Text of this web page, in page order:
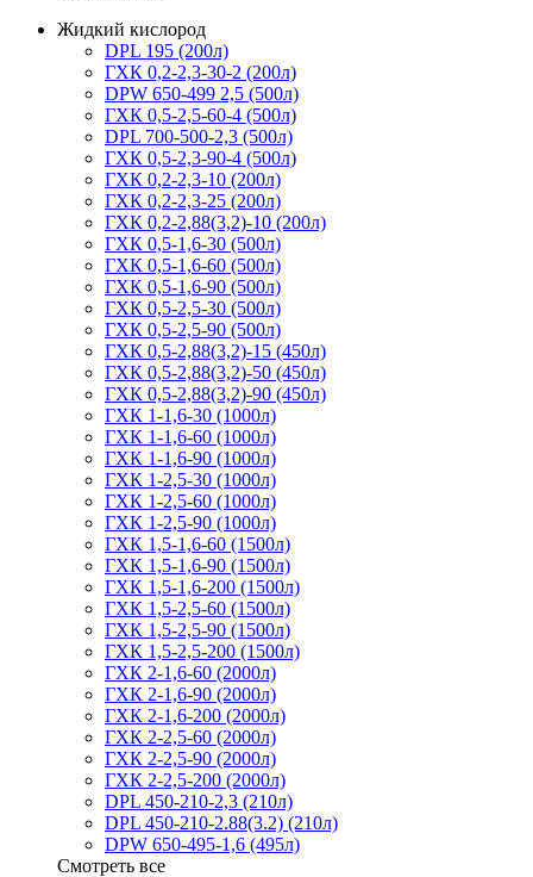
Жидкий кислород
DPL 195 (200л)
ГХК 0,2-2,3-30-2 (200л)
DPW 650-499 2,5 (500л)
ГХК 0,5-2,5-60-4 (500л)
DPL 700-500-2,3 (500л)
ГХК 0,5-2,3-90-4 (500л)
ГХК 0,2-2,3-10 (200л)
ГХК 0,2-2,3-25 (200л)
ГХК 0,2-2,88(3,2)-10 (200л)
ГХК 0,5-1,6-30 (500л)
ГХК 0,5-1,6-60 (500л)
ГХК 0,5-1,6-90 (500л)
ГХК 0,5-2,5-30 (500л)
ГХК 0,5-2,5-90 (500л)
ГХК 0,5-2,88(3,2)-15 (450л)
ГХК 0,5-2,88(3,2)-50 (450л)
ГХК 0,5-2,88(3,2)-90 (450л)
ГХК 1-1,6-30 (1000л)
ГХК 1-1,6-60 (1000л)
ГХК 1-1,6-90 (1000л)
ГХК 1-2,5-30 (1000л)
ГХК 1-2,5-60 (1000л)
ГХК 1-2,5-90 (1000л)
ГХК 1,5-1,6-60 (1500л)
ГХК 1,5-1,6-90 (1500л)
ГХК 1,5-1,6-200 (1500л)
ГХК 1,5-2,5-60 (1500л)
ГХК 1,5-2,5-90 (1500л)
ГХК 1,5-2,5-200 (1500л)
ГХК 2-1,6-60 (2000л)
ГХК 2-1,6-90 (2000л)
ГХК 2-1,6-200 (2000л)
ГХК 2-2,5-60 (2000л)
ГХК 2-2,5-90 (2000л)
ГХК 2-2,5-200 (2000л)
DPL 450-210-2,3 (210л)
DPL 450-210-2.88(3.2) (210л)
DPW 650-495-1,6 (495л)
Смотреть все